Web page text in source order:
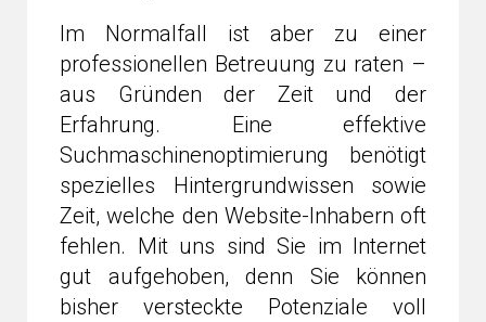
Im Normalfall ist aber zu einer
professionellen Betreuung zu raten –
aus Gründen der Zeit und der
Erfahrung. Eine effektive
Suchmaschinenoptimierung benötigt
spezielles Hintergrundwissen sowie
Zeit, welche den Website-Inhabern oft
fehlen. Mit uns sind Sie im Internet
gut aufgehoben, denn Sie können
bisher versteckte Potenziale voll